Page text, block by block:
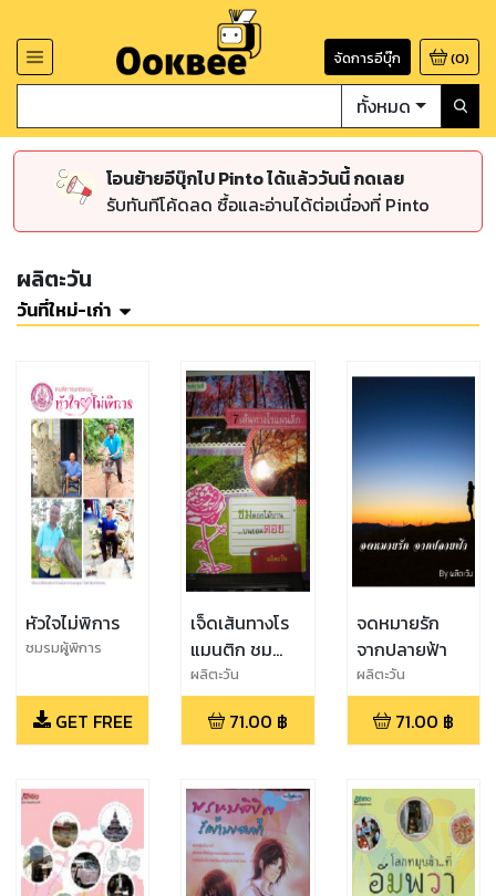
จัดการอีบุ๊ก (0)
ทั้งหมด
โอนย้ายอีบุ๊กไป Pinto ได้แล้ววันนี้ กดเลย
รับทันทีโค้ดลด ซื้อและอ่านได้ต่อเนื่องที่ Pinto
ผลิตะวัน
วันที่ใหม่-เก่า
หัวใจไม่พิการ
ชมรมผู้พิการ
GET FREE
เจ็ดเส้นทางโร
แมนติก ชม
ดอกไม้บานบน
ยอดดอย
ผลิตะวัน
71.00 ฿
จดหมายรัก
จากปลายฟ้า
ผลิตะวัน
71.00 ฿